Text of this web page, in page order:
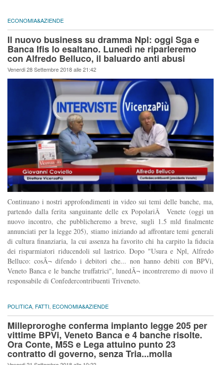
ECONOMIA&AZIENDE
Il nuovo business su dramma Npl: oggi Sga e
Banca Ifis lo esaltano. Lunedì ne riparleremo
con Alfredo Belluco, il baluardo anti abusi
Venerdi 28 Settembre 2018 alle 21:42
Continuano i nostri approfondimenti in video sui temi delle banche, ma,
partendo dalla ferita sanguinante delle ex PopolariÂ Venete (oggi un
nuovo incontro, che pubblicheremo a breve, sugli 1.5 mld finalmente
annunciati per la legge 205), stiamo iniziando ad affrontare temi generali
di cultura finanziaria, la cui assenza ha favorito chi ha carpito la fiducia
dei risparmiatori riducendoli sul lastrico. Dopo "Usura e Npl, Alfredo
Belluco: cosÃ¬ difendo i debitori che... non hanno debiti con BPVi,
Veneto Banca e le banche truffatrici", lunedÃ¬ incontreremo di nuovo il
responsabile di Confedercontribuenti Triveneto.
POLITICA FATTI ECONOMIA&AZIENDE
Milleproroghe conferma impianto legge 205 per
vittime BPVi, Veneto Banca e 4 banche risolte.
Ora Conte, M5S e Lega attuino punto 23
contratto di governo, senza Tria...molla